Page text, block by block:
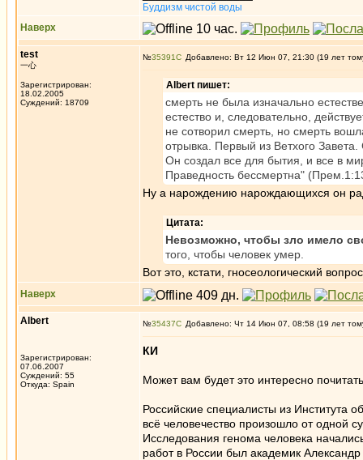
Буддизм чистой воды
Наверх
test
一心
Зарегистрирован:
18.02.2005
Суждений: 18709
№35391 Добавлено: Вт 12 Июн 07, 21:30 (19 лет
Albert пишет:
смерть не была изначально
естество и, следовательно,
не сотворил смерть, но смерть
отрывка. Первый из Ветхого
Он создал все для бытия, и все в
Праведность бессмертна"
Ну а нарождению нарождающихся он
Цитата:
Невозможно, чтобы зло имело
того, чтобы человек умер.
Вот это, кстати, гносеологический
Наверх
Albert
Зарегистрирован:
07.06.2007
Суждений: 55
Откуда: Spain
№35437 Добавлено: Чт 14 Июн 07, 08:58 (19 лет
КИ
Может вам будет это интересно
Российские специалисты из Института
всё человечество произошло от одной
Исследования генома человека
работ в России был академик